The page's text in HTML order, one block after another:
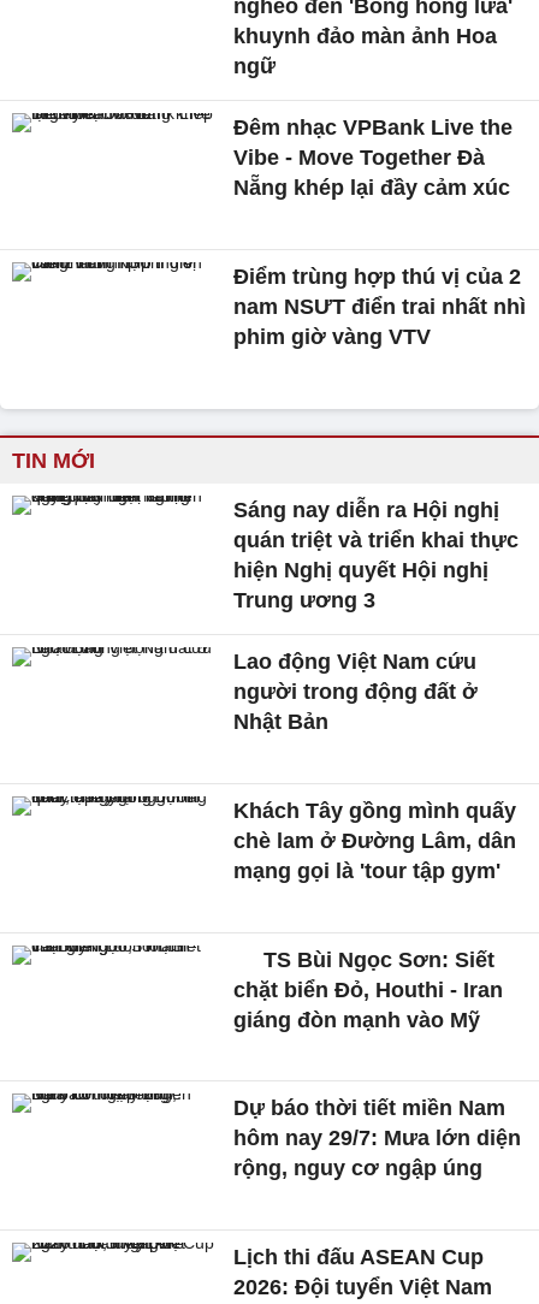
nghèo đến 'Bông hồng lửa'
khuynh đảo màn ảnh Hoa
ngữ
Đêm nhạc VPBank Live the
Vibe - Move Together Đà
Nẵng khép lại đầy cảm xúc
Điểm trùng hợp thú vị của 2
nam NSƯT điển trai nhất nhì
phim giờ vàng VTV
TIN MỚI
Sáng nay diễn ra Hội nghị
quán triệt và triển khai thực
hiện Nghị quyết Hội nghị
Trung ương 3
Lao động Việt Nam cứu
người trong động đất ở
Nhật Bản
Khách Tây gồng mình quấy
chè lam ở Đường Lâm, dân
mạng gọi là 'tour tập gym'
TS Bùi Ngọc Sơn: Siết
chặt biển Đỏ, Houthi - Iran
giáng đòn mạnh vào Mỹ
Dự báo thời tiết miền Nam
hôm nay 29/7: Mưa lớn diện
rộng, nguy cơ ngập úng
Lịch thi đấu ASEAN Cup
2026: Đội tuyển Việt Nam